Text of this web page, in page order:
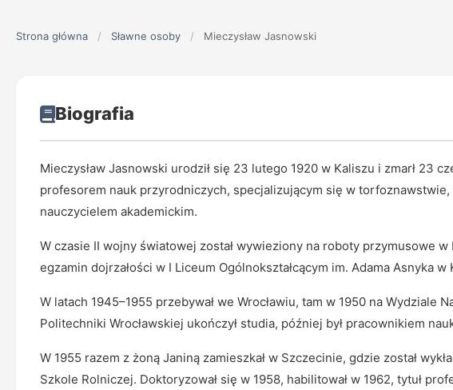
Strona główna / Sławne osoby / Mieczysław Jasnowski
Biografia
Mieczysław Jasnowski urodził się 23 lutego 1920 w Kaliszu i zmarł 23
profesorem nauk przyrodniczych, specjalizującym się w
nauczycielem akademickim.
W czasie II wojny światowej został wywieziony na roboty przymusowe w
egzamin dojrzałości w I Liceum Ogólnokształcącym im. Adama Asnyka w
W latach 1945–1955 przebywał we Wrocławiu, tam w 1950 na Wydziale
Politechniki Wrocławskiej ukończył studia, później był pracownikiem
W 1955 razem z żoną Janiną zamieszkał w Szczecinie, gdzie został
Szkole Rolniczej. Doktoryzował się w 1958, habilitował w 1962, tytuł